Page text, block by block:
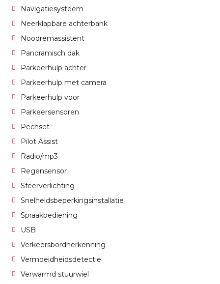
Navigatiesysteem
Neerklapbare achterbank
Noodremassistent
Panoramisch dak
Parkeerhulp achter
Parkeerhulp met camera
Parkeerhulp voor
Parkeersensoren
Pechset
Pilot Assist
Radio/mp3
Regensensor
Sfeerverlichting
Snelheidsbeperkingsinstallatie
Spraakbediening
USB
Verkeersbordherkenning
Vermoeidheidsdetectie
Verwarmd stuurwiel